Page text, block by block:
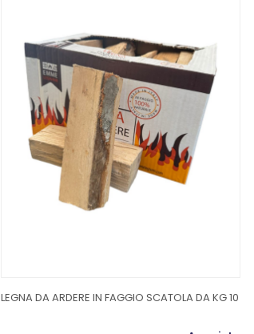
LEGNA DA ARDERE IN FAGGIO SCATOLA DA KG 10